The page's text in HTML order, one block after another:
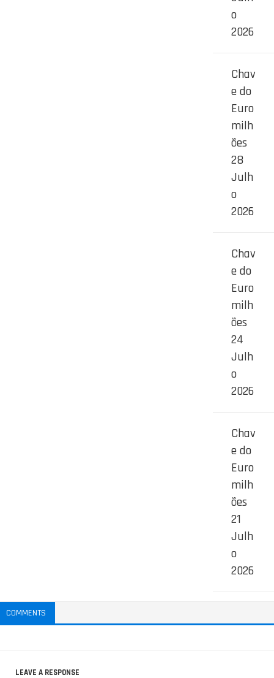
o
2026
Chav
e do
Euro
milh
ões
28
Julh
o
2026
Chav
e do
Euro
milh
ões
24
Julh
o
2026
Chav
e do
Euro
milh
ões
21
Julh
o
2026
COMMENTS
LEAVE A RESPONSE